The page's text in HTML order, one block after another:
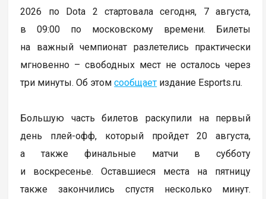
2026 по Dota 2 стартовала сегодня, 7 августа,
в 09:00 по московскому времени. Билеты
на важный чемпионат разлетелись практически
мгновенно – свободных мест не осталось через
три минуты. Об этомсообщает издание Esports.ru.
Большую часть билетов раскупили на первый
день плей-офф, который пройдет 20 августа,
а также финальные матчи в субботу
и воскресенье. Оставшиеся места на пятницу
также закончились спустя несколько минут.